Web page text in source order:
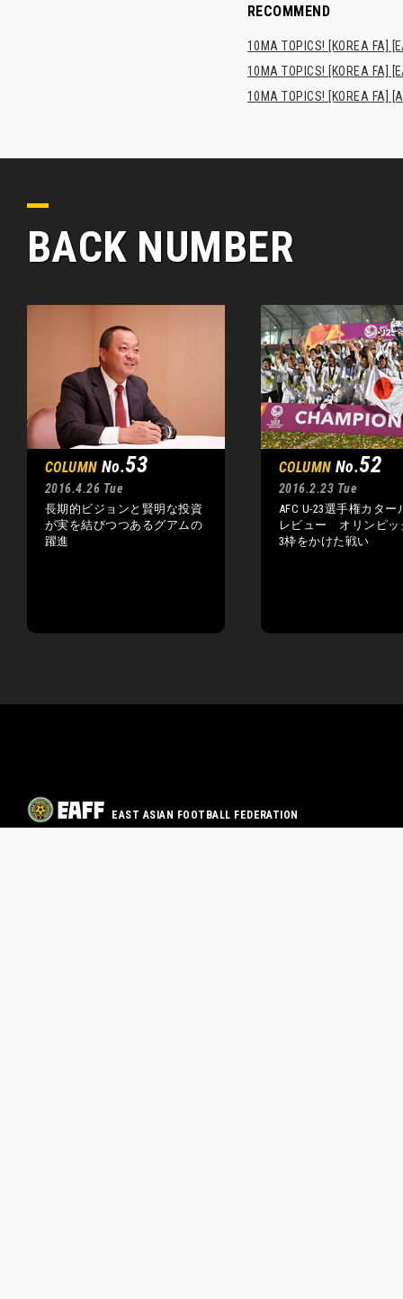
RECOMMEND
10MA TOPICS! [KOREA
10MA TOPICS! [KOREA
10MA TOPICS! [KOREA
BACK NUMBER
COLUMN No.53
2016.4.26 Tue
長期的ビジョンと賢明な投資
が実を結びつつあるグアムの
躍進
COLUMN No.52
2016.2.23 Tue
AFC U-23選手権カター
レビュー オリンピッ
3枠をかけた戦い
EAST ASIAN FOOTBALL FEDERATION